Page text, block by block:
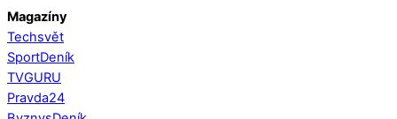
Magazíny
Techsvět
SportDeník
TVGURU
Pravda24